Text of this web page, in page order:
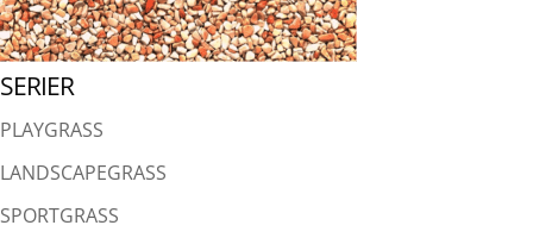
SERIER
PLAYGRASS
LANDSCAPEGRASS
SPORTGRASS